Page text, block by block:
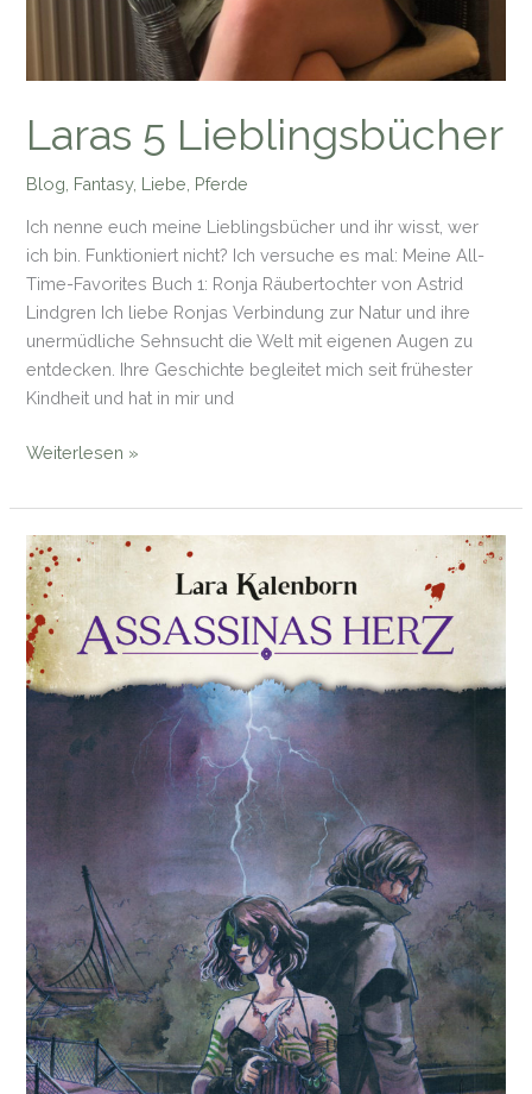
Laras 5 Lieblingsbücher
Blog Fantasy, Liebe Pferde
Ich nenne euch meine Lieblingsbücher und ihr wisst, wer
ich bin. Funktioniert nicht? Ich versuche es mal: Meine All-
Time-Favorites Buch 1: Ronja Räubertochter von Astrid
Lindgren Ich liebe Ronjas Verbindung zur Natur und ihre
unermüdliche Sehnsucht die Welt mit eigenen Augen zu
entdecken. Ihre Geschichte begleitet mich seit frühester
Kindheit und hat in mir und
Laras
Lieblingsbücher
Weiterlesen »